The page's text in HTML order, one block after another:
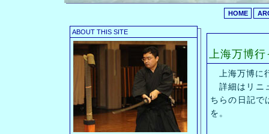
HOME
ABOUT THIS SITE
上海万博
上海万博に
詳細はリニ
ちらの日記で
を。